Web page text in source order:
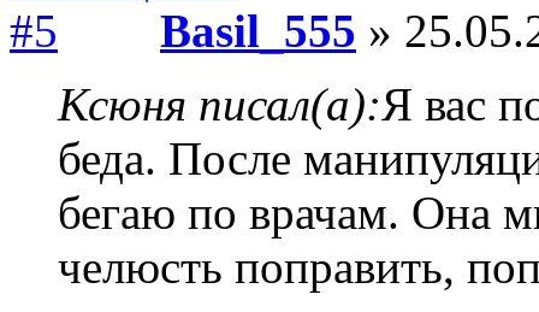
Basil_555 »
Ксюня писал(а):Я вас
беда. После
бегаю по врачам. Она
челюсть поправить,